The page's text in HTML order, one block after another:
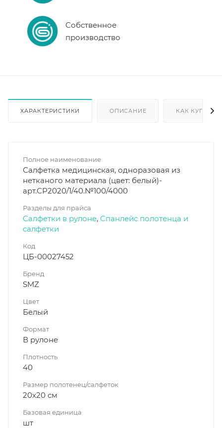
Собственное
производство
ХАРАКТЕРИСТИКИ ОПИСАНИЕ КАК КУПИТЬ
Полное наименование
Салфетка медицинская, одноразовая из
нетканого материала (цвет: белый)-
арт.СР2020/1/40.№100/4000
Разделы для прайса
Салфетки в рулоне, Спанлейс полотенца и
салфетки
Код
ЦБ-00027452
Бренд
SMZ
Цвет
Белый
Формат
В рулоне
Плотность
40
Размер полотенец/салфеток
20х20 см
Базовая единица
шт